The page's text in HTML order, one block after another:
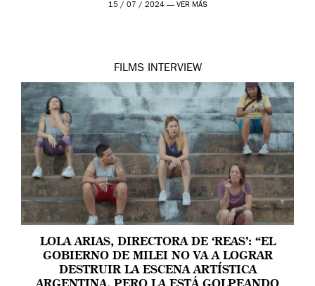
15 / 07 / 2024 — VER MÁS
FILMS INTERVIEW
LOLA ARIAS, DIRECTORA DE ‘REAS’: “EL
GOBIERNO DE MILEI NO VA A LOGRAR
DESTRUIR LA ESCENA ARTÍSTICA